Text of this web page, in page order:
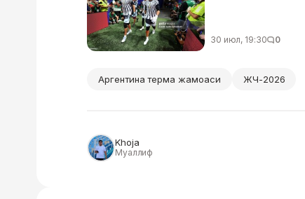
30 июл, 19:30 0
Аргентина терма жамоаси ЖЧ-2026
Khoja
Муаллиф